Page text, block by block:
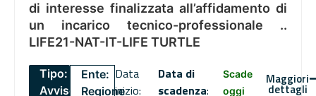
di interesse finalizzata all’affidamento di
un incarico tecnico-professionale ..
LIFE21-NAT-IT-LIFE TURTLE
Tipo:
Avviso
Ente:
Regione
Data
inizio:
Data di
scadenza:
Scade
oggi
Maggiori
dettagli